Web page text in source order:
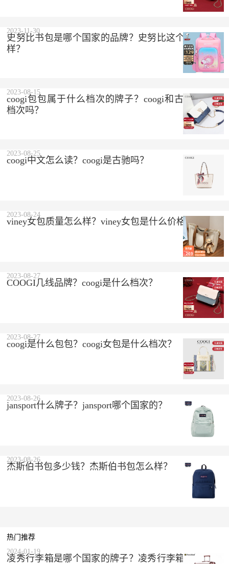
史努比书包是哪个国家的品牌？史努比这个品牌怎么
样？
2023-11-30
coogi包包属于什么档次的牌子？coogi和古驰是一个
档次吗？
2023-08-15
coogi中文怎么读？coogi是古驰吗？
2023-08-25
viney女包质量怎么样？viney女包是什么价格？
2023-08-24
COOGI几线品牌？coogi是什么档次？
2023-08-27
coogi是什么包包？coogi女包是什么档次？
2023-08-27
jansport什么牌子？jansport哪个国家的？
2023-08-26
杰斯伯书包多少钱？杰斯伯书包怎么样？
2023-08-26
热门推荐
凌秀行李箱是哪个国家的牌子？凌秀行李箱是什么档
2024-01-19